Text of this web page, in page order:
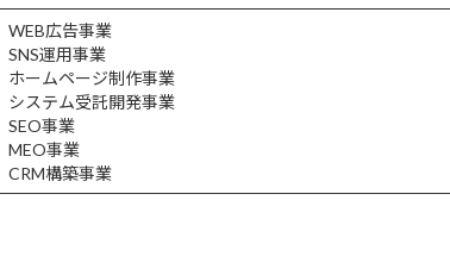
WEB広告事業
SNS運用事業
ホームページ制作事業
システム受託開発事業
SEO事業
MEO事業
CRM構築事業